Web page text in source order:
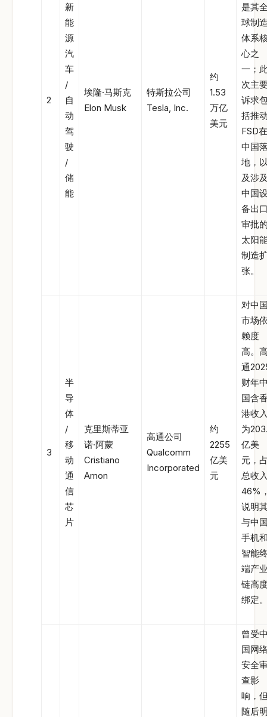
2
新
能
源
汽
车
/
自
动
驾
驶
/
储
能
埃隆·马斯克
Elon Musk
特斯拉公司
Tesla, Inc.
约
1.53
万亿
美元
是其
球制
体系
心之
一；
次主
诉求
括推
FSD在
中国
地，
及涉
中国
备出
审批
太阳
制造
张。
3
半
导
体
/
移
动
通
信
芯
片
克里斯蒂亚
诺·阿蒙
Cristiano
Amon
高通公司
Qualcomm
Incorporated
约
2255
亿美
元
对中
市场
赖度
高。
通
财年
国含
港收
为
亿美
元，
总收
46%
说明
与中
手机
智能
端产
链高
绑定
曾受
国网
安全
查影
响，
随后